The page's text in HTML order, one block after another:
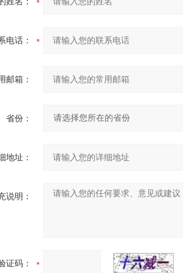
电话：
邮箱：
省份：
地址：
说明：
证码：